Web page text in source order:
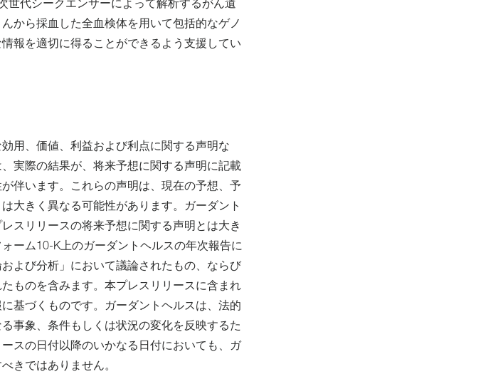
世代シークエンサーによって解析するがん遺
から採血した全血検体を用いて包括的なゲノ
報を適切に得ることができるよう支援してい
用、価値、利益および利点に関する声明な
実際の結果が、将来予想に関する声明に記載
伴います。これらの声明は、現在の予想、予
大きく異なる可能性があります。ガーダント
スリリースの将来予想に関する声明とは大き
ーム10-K上のガーダントヘルスの年次報告に
よび分析」において議論されたもの、ならび
ものを含みます。本プレスリリースに含まれ
基づくものです。ガーダントヘルスは、法的
事象、条件もしくは状況の変化を反映するた
スの日付以降のいかなる日付においても、ガ
きではありません。